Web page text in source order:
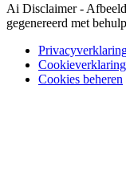
Ai Disclaimer -
gegenereerd met
Cookieverklaring
Cookies beheren